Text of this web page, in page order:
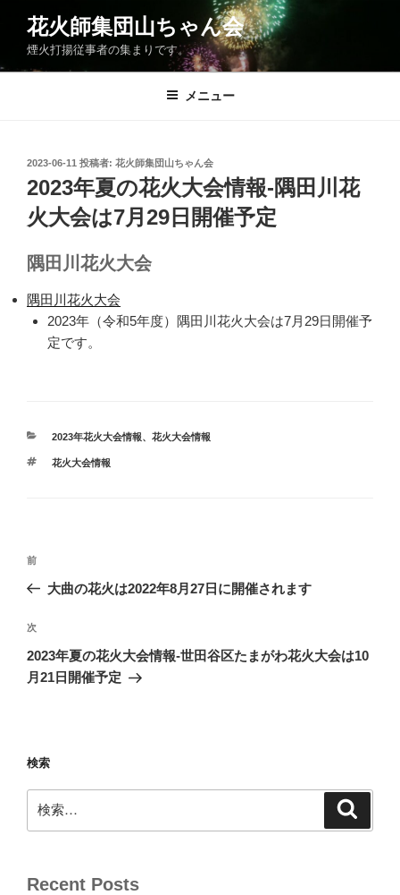
ン
花火師集団山ちゃん会
煙火打揚従事者の集まりです。
メニュー
投
稿
日:
2023-06-11 投稿者: 花火師集団山ちゃん会
2023年夏の花火大会情報-隅田川花
火大会は7月29日開催予定
隅田川花火大会
隅田川花火大会
2023年（令和5年度）隅田川花火大会は7月29日開催予
定です。
カ
ゴ
2023年花火大会情報、 花火大会情報
タ
花火大会情報
投
ビ
ゲ
ー
前
の
稿
前
大曲の花火は2022年8月27日に開催されます
次
の
投
次
2023年夏の花火大会情報-世田谷区たまがわ花火大会は10
月21日開催予定
検索
索:
Recent Posts